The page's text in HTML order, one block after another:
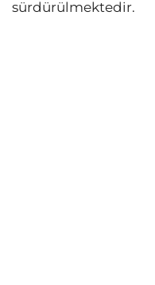
sürdürülmektedir.